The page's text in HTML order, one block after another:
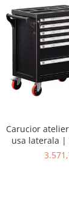
Carucior
usa laterala |